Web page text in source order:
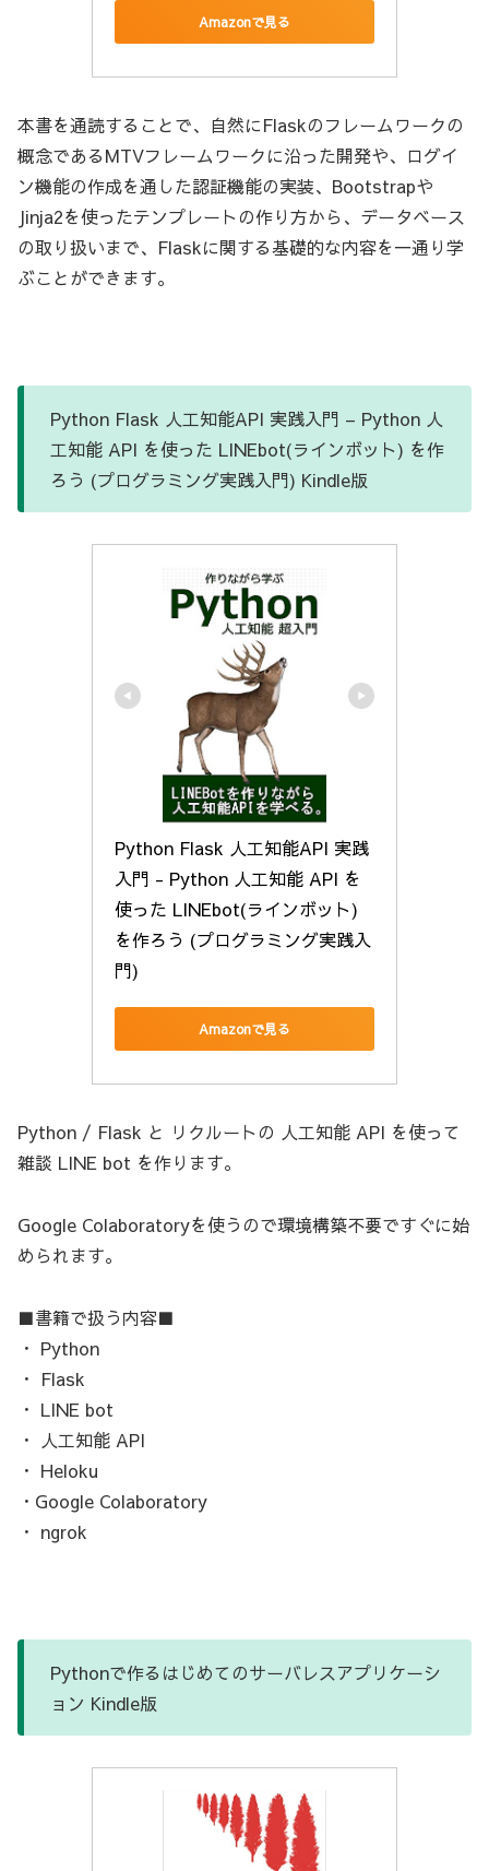
Amazonで見る
本書を通読することで、自然にFlaskのフレームワークの
概念であるMTVフレームワークに沿った開発や、ログイ
ン機能の作成を通した認証機能の実装、Bootstrapや
Jinja2を使ったテンプレートの作り方から、データベース
の取り扱いまで、Flaskに関する基礎的な内容を一通り学
ぶことができます。
Python Flask 人工知能API 実践入門 – Python 人
工知能 API を使った LINEbot(ラインボット) を作
ろう (プログラミング実践入門) Kindle版
Python Flask 人工知能API 実践
入門 - Python 人工知能 API を
使った LINEbot(ラインボット)
を作ろう (プログラミング実践入
門)
Amazonで見る
Python / Flask と リクルートの 人工知能 API を使って
雑談 LINE bot を作ります。
Google Colaboratoryを使うので環境構築不要ですぐに始
められます。
■書籍で扱う内容■
・ Python
・ Flask
・ LINE bot
・ 人工知能 API
・ Heloku
・Google Colaboratory
・ ngrok
Pythonで作るはじめてのサーバレスアプリケーシ
ョン Kindle版